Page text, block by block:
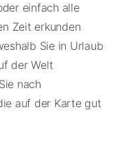
einfach alle
Zeit erkunden
Sie in Urlaub
der Welt
nach
auf der Karte gut